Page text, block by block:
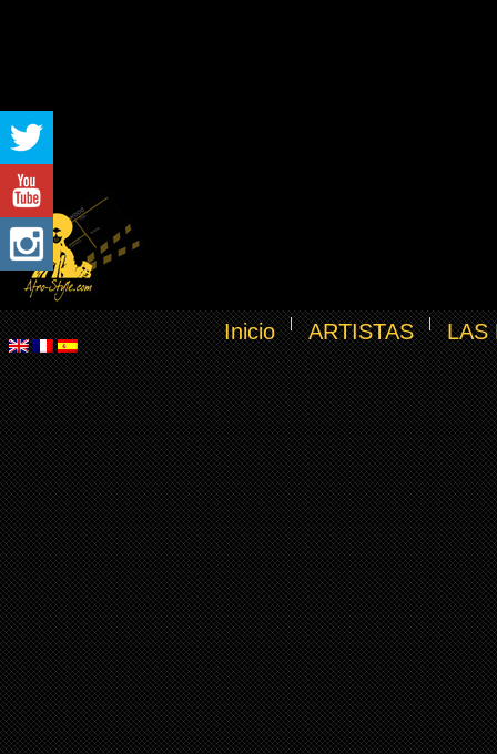
Inicio ARTISTAS LAS